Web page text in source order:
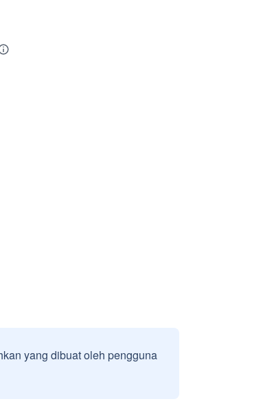
yang dibuat oleh pengguna